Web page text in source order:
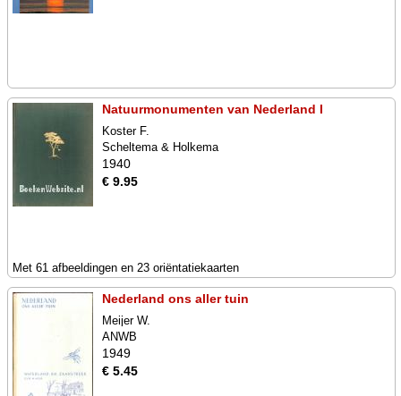
Natuurmonumenten van Nederland I
Koster F.
Scheltema & Holkema
1940
€ 9.95
Met 61 afbeeldingen en 23 oriëntatiekaarten
Nederland ons aller tuin
Meijer W.
ANWB
1949
€ 5.45